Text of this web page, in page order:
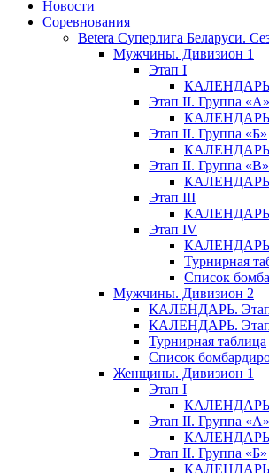
Новости
Соревнования
Betera Суперлига Беларуси.
Мужчины. Дивизион 1
Этап I
КАЛЕНДАРЬ
Этап II. Группа «А»
КАЛЕНДАРЬ
Этап II. Группа «Б»
КАЛЕНДАРЬ
Этап II. Группа «В»
КАЛЕНДАРЬ
Этап III
КАЛЕНДАРЬ
Этап IV
КАЛЕНДАРЬ
Турнирная
Список
Мужчины. Дивизион 2
КАЛЕНДАРЬ.
КАЛЕНДАРЬ.
Турнирная таблица
Список
Женщины. Дивизион 1
Этап I
КАЛЕНДАРЬ
Этап II. Группа «А»
КАЛЕНДАРЬ
Этап II. Группа «Б»
КАЛЕНДАРЬ